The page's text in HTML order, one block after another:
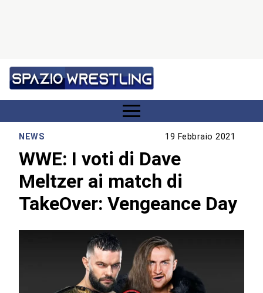
NEWS 19 Febbraio 2021
WWE: I voti di Dave
Meltzer ai match di
TakeOver: Vengeance Day